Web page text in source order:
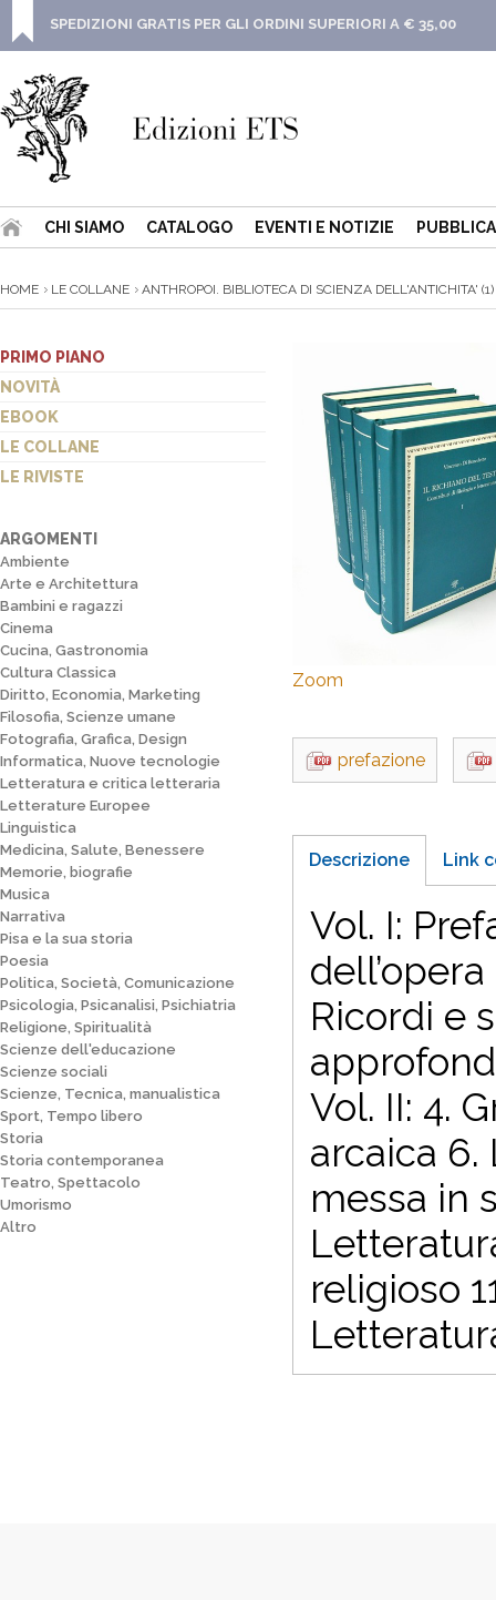
SPEDIZIONI GRATIS PER GLI ORDINI SUPERIORI A € 35,00
CHI SIAMO CATALOGO EVENTI E NOTIZIE
HOME LE COLLANE ANTHROPOI. BIBLIOTECA DI SCIENZA DELL'ANTICHITA' (1)
PRIMO PIANO
NOVITÀ
EBOOK
LE COLLANE
LE RIVISTE
ARGOMENTI
Ambiente
Arte e Architettura
Bambini e ragazzi
Cinema
Cucina, Gastronomia
Cultura Classica
Diritto, Economia, Marketing
Filosofia, Scienze umane
Fotografia, Grafica, Design
Informatica, Nuove tecnologie
Letteratura e critica letteraria
Letterature Europee
Linguistica
Medicina, Salute, Benessere
Memorie, biografie
Musica
Narrativa
Pisa e la sua storia
Poesia
Politica, Società, Comunicazione
Psicologia, Psicanalisi, Psichiatria
Religione, Spiritualità
Scienze dell'educazione
Scienze sociali
Scienze, Tecnica, manualistica
Sport, Tempo libero
Storia
Storia contemporanea
Teatro, Spettacolo
Umorismo
Altro
Zoom
prefazione
Descrizione Link
Vol. I:
Ricordi e
Vol. II: 4.
arcaica 6.
messa in
religioso